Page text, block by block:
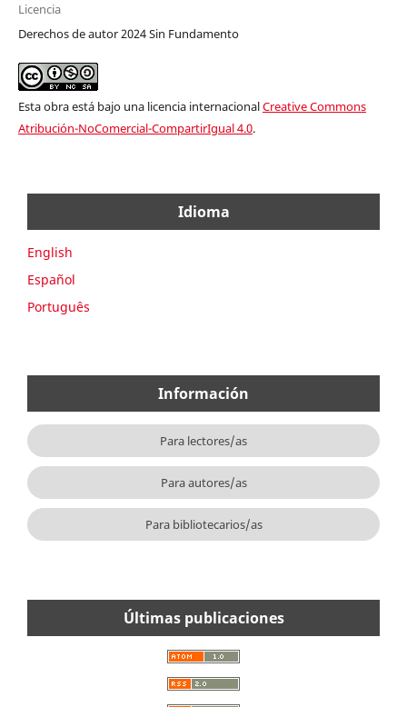
Licencia
Derechos de autor 2024 Sin Fundamento
Esta obra está bajo una licencia internacionalCreative Commons
Atribución-NoComercial-CompartirIgual 4.0.
Idioma
English
Español
Português
Información
Para lectores/as
Para autores/as
Para bibliotecarios/as
Últimas publicaciones